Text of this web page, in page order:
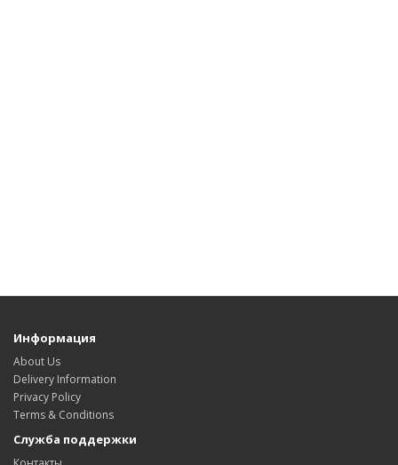
Информация
About Us
Delivery Information
Privacy Policy
Terms & Conditions
Служба поддержки